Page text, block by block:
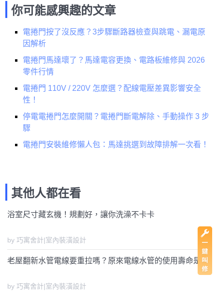
你可能感興趣的文章
電捲門按了沒反應？3步驟斷路器檢查與跳電、漏電原
因解析
電捲門馬達壞了？馬達電容更換、電路板維修與 2026
零件行情
電捲門 110V / 220V 怎麼選？配線電壓差異影響安全
性！
停電電捲門怎麼開關？電捲門斷電解除、手動操作 3 步
驟
電捲門安裝維修懶人包：馬達挑選到故障排解一次看！
其他人都在看
浴室尺寸藏玄機！規劃好，讓你洗澡不卡卡
by 巧寓舍計|室內裝潢設計
老屋翻新水管電線要重拉嗎？原來電線水管的使用壽命是...
by 巧寓舍計|室內裝潢設計